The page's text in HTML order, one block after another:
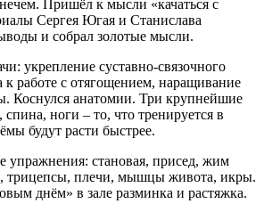
Пришёл к мысли «качаться с
Сергея Югая и Станислава
и собрал золотые мысли.
укрепление суставно-связочного
к работе с отягощением, наращивание
Коснулся анатомии. Три крупнейшие
ноги – то, что тренируется в
будут расти быстрее.
упражнения: становая, присед, жим
трицепсы, плечи, мышцы живота, икры.
днём» в зале разминка и растяжка.